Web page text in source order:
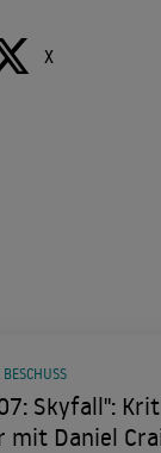
X
Skyfall":
Daniel